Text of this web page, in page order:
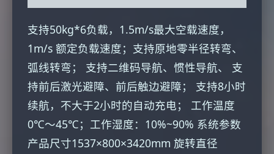
支持50kg*6负载，1.5m/s最大空载速度，
1m/s 额定负载速度；支持原地零半径转弯、
弧线转弯； 支持二维码导航、惯性导航、 支
持前后激光避障、前后触边避障； 支持8小时
续航，不大于2小时的自动充电； 工作温度
0℃～45℃；工作湿度：10%~90% 系统参数
产品尺寸1537×800×3420mm 旋转直径